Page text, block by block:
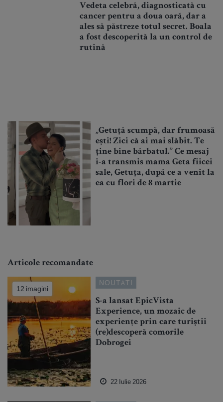
Vedeta celebră, diagnosticată cu
cancer pentru a doua oară, dar a
ales să păstreze totul secret. Boala
a fost descoperită la un control de
rutină
„Getuță scumpă, dar frumoasă
ești! Zici că ai mai slăbit. Te
ține bine bărbatul.” Ce mesaj
i-a transmis mama Geta fiicei
sale, Getuța, după ce a venit la
ea cu flori de 8 martie
Articole recomandate
12 imagini
NOUTATI
S-a lansat EpicVista
Experience, un mozaic de
experiențe prin care turiștii
(re)descoperă comorile
Dobrogei
22 Iulie 2026